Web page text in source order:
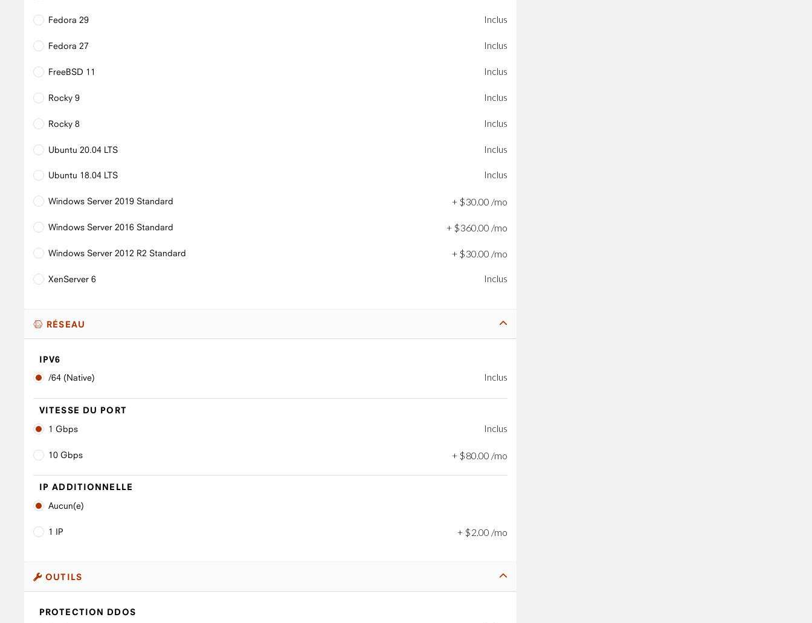
Fedora 29 Inclus
Fedora 27 Inclus
FreeBSD 11 Inclus
Rocky 9 Inclus
Rocky 8 Inclus
Ubuntu 20.04 LTS Inclus
Ubuntu 18.04 LTS Inclus
Windows Server 2019 Standard + $30.00 /mo
Windows Server 2016 Standard + $360.00 /mo
Windows Server 2012 R2 Standard + $30.00 /mo
XenServer 6 Inclus
RÉSEAU
IPV6
/64 (Native)
Inclus
VITESSE DU PORT
1 Gbps
Inclus
10 Gbps + $80 .00 /mo
IP ADDITIONNELLE
Aucun(e)
1 IP + $2 .00 /mo
OUTILS
PROTECTION DDOS